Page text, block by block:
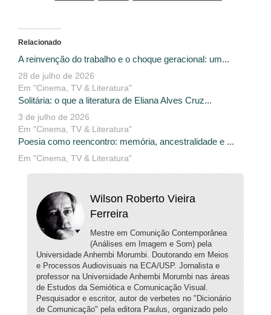
Relacionado
A reinvenção do trabalho e o choque geracional: um...
28 de julho de 2026
Em "Cinema, TV & Literatura"
Solitária: o que a literatura de Eliana Alves Cruz...
3 de julho de 2026
Em "Cinema, TV & Literatura"
Poesia como reencontro: memória, ancestralidade e ...
Em "Cinema, TV & Literatura"
Wilson Roberto Vieira
Ferreira
Mestre em Comunição Contemporânea
(Análises em Imagem e Som) pela
Universidade Anhembi Morumbi. Doutorando em Meios
e Processos Audiovisuais na ECA/USP. Jornalista e
professor na Universidade Anhembi Morumbi nas áreas
de Estudos da Semiótica e Comunicação Visual.
Pesquisador e escritor, autor de verbetes no "Dicionário
de Comunicação" pela editora Paulus, organizado pelo